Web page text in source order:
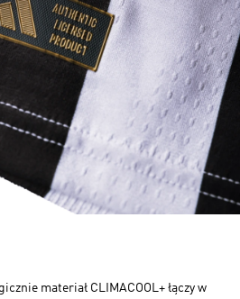
materiał CLIMACOOL+ łączy w